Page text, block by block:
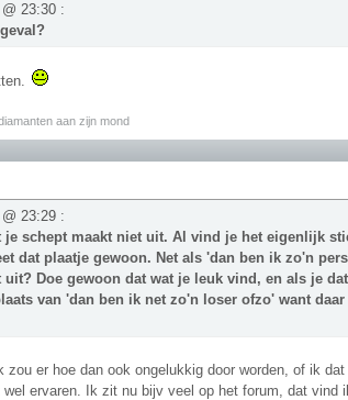
23:30 :
aan zijn mond
23:29 :
je schept maakt niet uit. Al vind je het eigenlijk
dat plaatje gewoon. Net als 'dan ben ik zo'n
uit? Doe gewoon dat wat je leuk vind, en als je
van 'dan ben ik net zo'n loser ofzo' want
zou er hoe dan ook ongelukkig door worden, of ik
ervaren. Ik zit nu bijv veel op het forum, dat vind